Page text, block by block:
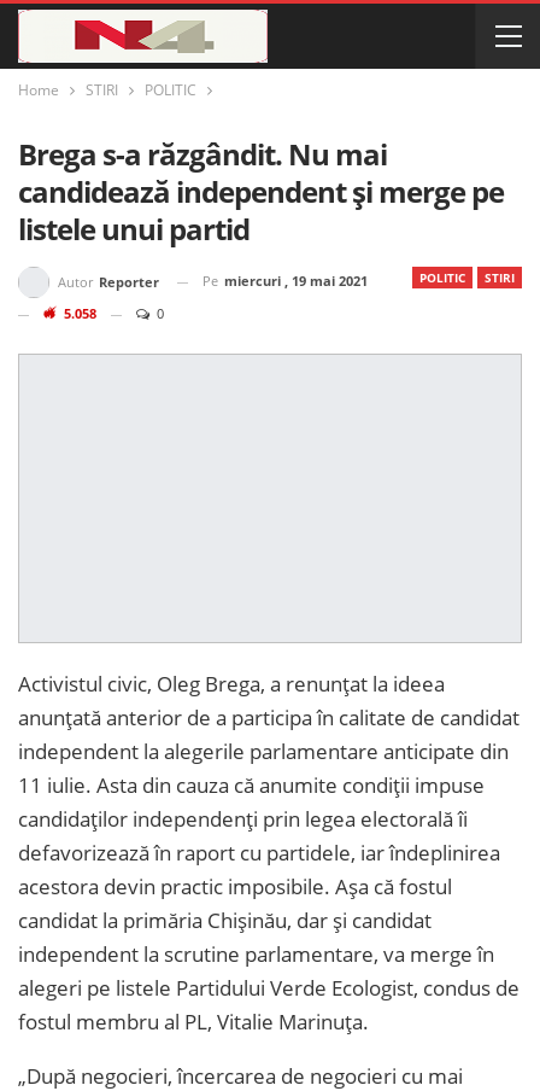
Home STIRI POLITIC
Brega s-a răzgândit. Nu mai
candidează independent și merge pe
listele unui partid
POLITIC STIRI
Autor Reporter Pe miercuri , 19 mai 2021
5.058
0
Activistul civic, Oleg Brega, a renunțat la ideea
anunțată anterior de a participa în calitate de candidat
independent la alegerile parlamentare anticipate din
11 iulie. Asta din cauza că anumite condiții impuse
candidaților independenți prin legea electorală îi
defavorizează în raport cu partidele, iar îndeplinirea
acestora devin practic imposibile. Așa că fostul
candidat la primăria Chișinău, dar și candidat
independent la scrutine parlamentare, va merge în
alegeri pe listele Partidului Verde Ecologist, condus de
fostul membru al PL, Vitalie Marinuța.
„După negocieri, încercarea de negocieri cu mai